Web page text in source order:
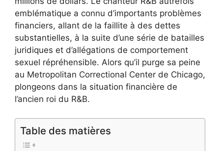
emblématique a connu d’importants problèmes
financiers, allant de la faillite à des dettes
substantielles, à la suite d’une série de batailles
juridiques et d’allégations de comportement
sexuel répréhensible. Alors qu’il purge sa peine
au Metropolitan Correctional Center de Chicago,
plongeons dans la situation financière de
l’ancien roi du R&B.
Table des matières